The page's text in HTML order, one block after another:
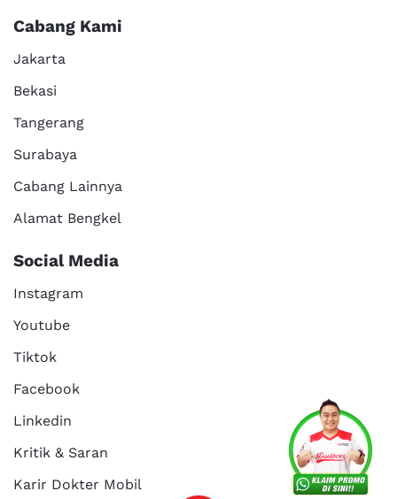
Services About Us
Kritik dan Reservasi Career
Cabang Kami
Jakarta
Bekasi
Tangerang
Surabaya
Cabang Lainnya
Alamat Bengkel
Social Media
Instagram
Youtube
Tiktok
Facebook
Linkedin
Kritik & Saran
Karir Dokter Mobil